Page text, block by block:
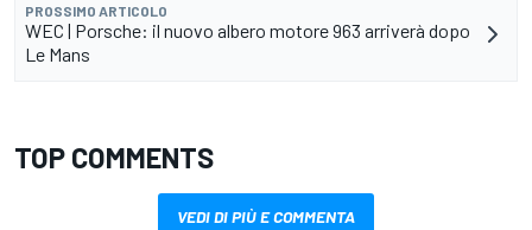
PROSSIMO ARTICOLO
WEC | Porsche: il nuovo albero motore 963 arriverà dopo
Le Mans
TOP COMMENTS
VEDI DI PIÙ E COMMENTA